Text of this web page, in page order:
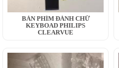
BÀN PHÍM ĐÁNH CHỮ
KEYBOAD PHILIPS
CLEARVUE